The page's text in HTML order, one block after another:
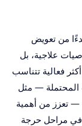
من تعويض
علاجية، بل
فعالية تتناسب
المحتملة — مثل
— تعزز من أهمية
في مراحل حرجة